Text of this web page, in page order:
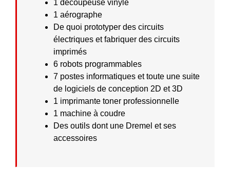
1 découpeuse vinyle
1 aérographe
De quoi prototyper des circuits
électriques et fabriquer des circuits
imprimés
6 robots programmables
7 postes informatiques et toute une suite
de logiciels de conception 2D et 3D
1 imprimante toner professionnelle
1 machine à coudre
Des outils dont une Dremel et ses
accessoires